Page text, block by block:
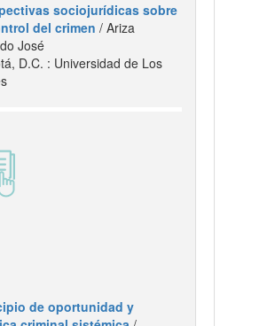
sociojurídicas sobre
del crimen / Ariza
José
D.C. : Universidad de Los
de oportunidad y